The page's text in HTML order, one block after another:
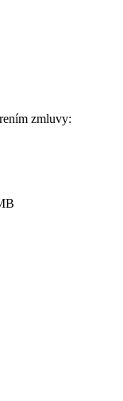
zmluvy: